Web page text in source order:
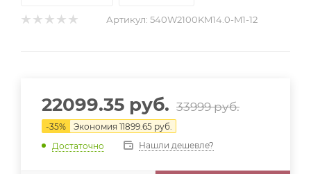
Артикул: 540W2100KM14.0-M1-12
22099.35 руб. 33999руб.
-35% Экономия 11899.65 руб.
Достаточно
Нашли дешевле?